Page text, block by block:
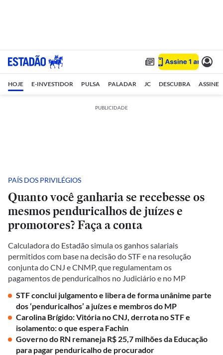
HOJE E-INVESTIDOR PULSA PALADAR JC DESCUBRA ASSINE
PUBLICIDADE
PAÍS DOS PRIVILÉGIOS
Quanto você ganharia se recebesse os
mesmos penduricalhos de juízes e
promotores? Faça a conta
Calculadora do Estadão simula os ganhos salariais
permitidos com base na decisão do STF e na resolução
conjunta do CNJ e CNMP, que regulamentam os
pagamentos de penduricalhos no Judiciário e no MP
STF conclui julgamento e libera de forma unânime parte
dos ‘penduricalhos’ a juízes e membros do MP
Carolina Brígido: Vitória no CNJ, derrota no STF e
isolamento: o que espera Fachin
Governo do RN remaneja R$ 25,7 milhões da Educação
para pagar penduricalho de procurador